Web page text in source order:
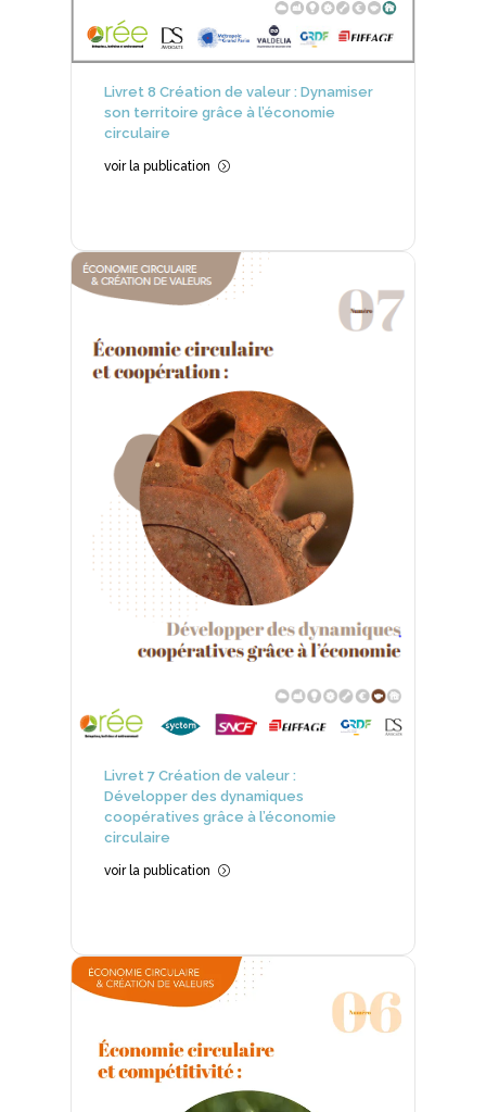
Livret 8 Création de valeur : Dynamiser
son territoire grâce à l’économie
circulaire
voir la publication =
Livret 7 Création de valeur :
Développer des dynamiques
coopératives grâce à l’économie
circulaire
voir la publication =